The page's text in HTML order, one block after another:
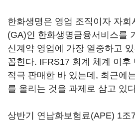
한화생명은 영업 조직이자 자회
(GA)인 한화생명금융서비스를
신계약 영업에 가장 열중하고
꼽힌다. IFRS17 회계 체계 이후
적극 판매한 바 있는데, 최근에
를 올리는 것을 과제로 삼고 있
상반기 연납화보험료(APE) 1조